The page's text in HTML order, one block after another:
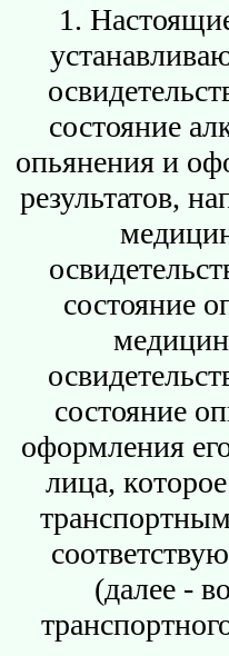
1.
состояние
опьянения и
результатов,
состояние
состояние
оформления
лица,
(далее -